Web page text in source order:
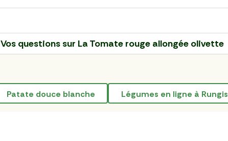
Vos questions sur La Tomate rouge allongée olivette
patate douce blanche Légumes en ligne à Rungis